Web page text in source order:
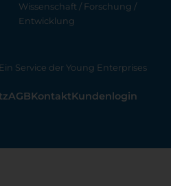
Wissenschaft / Forschung /
Entwicklung
Service der Young Enterprises
AGBKontaktKundenlogin